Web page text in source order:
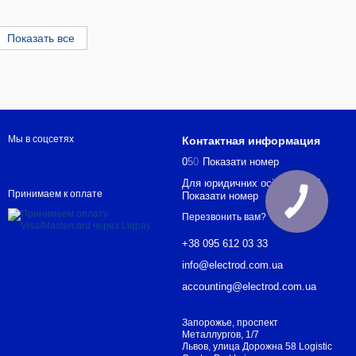
Показать все
Мы в соцсетях
Принимаем к оплате
Контактная информация
050 Показати номер
Для юридичних осіб +38 067
Показати номер
Перезвонить вам?
+38 095 612 03 33
info@electrod.com.ua
accounting@electrod.com.ua
Запорожье, проспект
Металлургов, 1/7
Львов, улица Дорожна 58 Logistic